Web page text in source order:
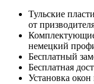
Тульские
от
немецкий
Бесплатный
Бесплатная
Установка